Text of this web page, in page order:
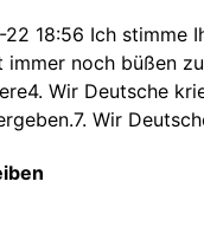
18:56 Ich stimme
noch büßen
Wir Deutsche
Wir